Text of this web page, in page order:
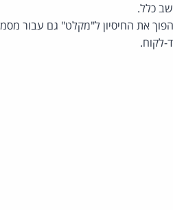
כלל.
את החיסיון ל"מקלט" גם עבור
לקוח.